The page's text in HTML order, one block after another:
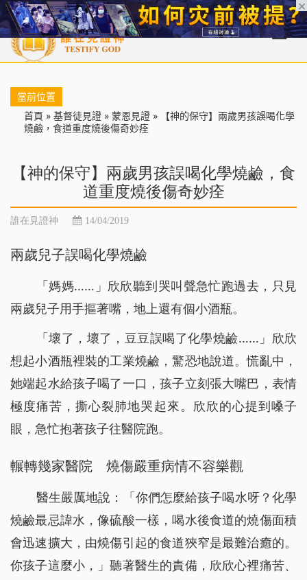
首頁 每日靈糧 天國福音 基督徒見證 信仰解答 聖經
當前位置
首頁 » 基督徒見證 » 蒙恩見證 »
【神的保守】兩歲男孩誤喝化學
燒鹼，食道重度燒後傷奇妙痊
【神的保守】兩歲男孩誤喝化學燒鹼，食
道重度燒後傷奇妙痊
誰在見證神 14/04/2019
兩歲兒子誤喝化學燒鹼
「媽媽……」欣欣聽到哭叫聲急忙跑過去，只見
兩歲兒子用手摳著嘴，地上還有個小酒瓶。
「壞了，壞了，豆豆誤喝了化學燒鹼……」欣欣
想起小酒瓶裡裝的工業燒鹼，驚恐地說道。慌亂中，
她端起水給孩子喝了一口，孩子立刻張大嘴巴，表情
極度痛苦，撕心裂肺地哭起來。欣欣的心提到嗓子
眼，急忙抱著孩子往醫院跑。
輾轉幾家醫院 燒傷嚴重病情不容樂觀
醫生嚴厲地說：「你們怎麼給孩子喝水呀？化學
燒鹼最忌諱水，像硫酸一樣，喝水後食道的燒傷面積
會迅速擴大，由燒傷引起的食道狹窄是最難治癒的。
你孩子這麼小，」聽著醫生的責備，欣欣心裡痛苦、